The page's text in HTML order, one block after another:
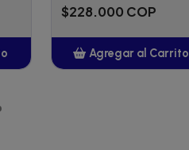
$228.000 COP
Agregar al Carrito